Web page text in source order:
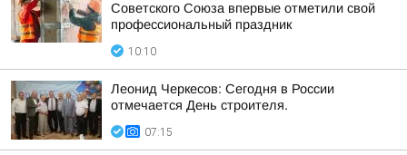
Советского Союза впервые отметили свой
профессиональный праздник
10:10
Леонид Черкесов: Сегодня в России
отмечается День строителя.
07:15